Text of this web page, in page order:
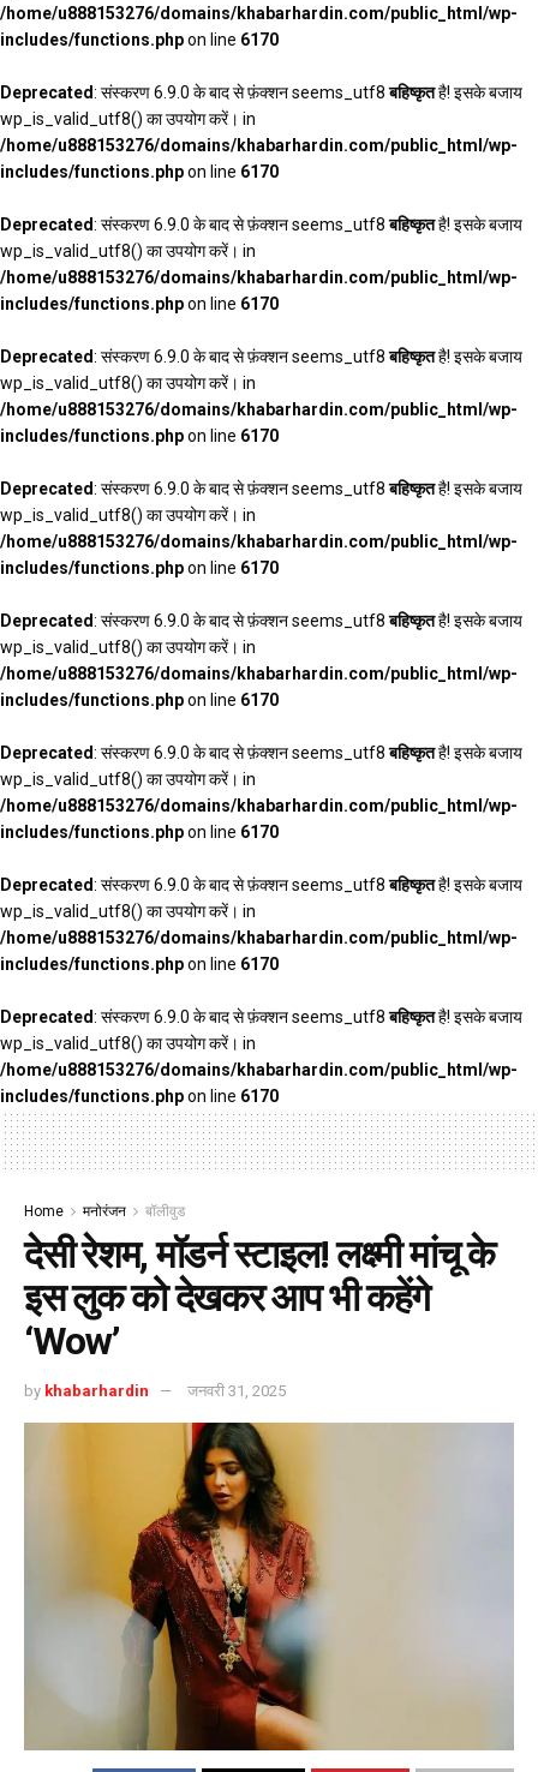
/home/u888153276/domains/khabarhardin.com/public_html/wp-
includes/functions.phpon line 6170
Deprecated: संस्करण 6.9.0 के बाद से फ़ंक्शन seems_utf8बहिष्कृतहै! इसके बजाय
wp_is_valid_utf8() का उपयोग करें। in
/home/u888153276/domains/khabarhardin.com/public_html/wp-
includes/functions.phpon line 6170
Deprecated: संस्करण 6.9.0 के बाद से फ़ंक्शन seems_utf8बहिष्कृतहै! इसके बजाय
wp_is_valid_utf8() का उपयोग करें। in
/home/u888153276/domains/khabarhardin.com/public_html/wp-
includes/functions.phpon line 6170
Deprecated: संस्करण 6.9.0 के बाद से फ़ंक्शन seems_utf8बहिष्कृतहै! इसके बजाय
wp_is_valid_utf8() का उपयोग करें। in
/home/u888153276/domains/khabarhardin.com/public_html/wp-
includes/functions.phpon line 6170
Deprecated: संस्करण 6.9.0 के बाद से फ़ंक्शन seems_utf8बहिष्कृतहै! इसके बजाय
wp_is_valid_utf8() का उपयोग करें। in
/home/u888153276/domains/khabarhardin.com/public_html/wp-
includes/functions.phpon line 6170
Deprecated: संस्करण 6.9.0 के बाद से फ़ंक्शन seems_utf8बहिष्कृतहै! इसके बजाय
wp_is_valid_utf8() का उपयोग करें। in
/home/u888153276/domains/khabarhardin.com/public_html/wp-
includes/functions.phpon line 6170
Deprecated: संस्करण 6.9.0 के बाद से फ़ंक्शन seems_utf8बहिष्कृतहै! इसके बजाय
wp_is_valid_utf8() का उपयोग करें। in
/home/u888153276/domains/khabarhardin.com/public_html/wp-
includes/functions.phpon line 6170
Deprecated: संस्करण 6.9.0 के बाद से फ़ंक्शन seems_utf8बहिष्कृतहै! इसके बजाय
wp_is_valid_utf8() का उपयोग करें। in
/home/u888153276/domains/khabarhardin.com/public_html/wp-
includes/functions.phpon line 6170
Deprecated: संस्करण 6.9.0 के बाद से फ़ंक्शन seems_utf8बहिष्कृतहै! इसके बजाय
wp_is_valid_utf8() का उपयोग करें। in
/home/u888153276/domains/khabarhardin.com/public_html/wp-
includes/functions.phpon line 6170
Home मनोरंजन बॉलीवुड
देसी रेशम, मॉडर्न स्टाइल! लक्ष्मी मांचू के
इस लुक को देखकर आप भी कहेंगे
‘Wow’
by khabarhardin जनवरी 31, 2025